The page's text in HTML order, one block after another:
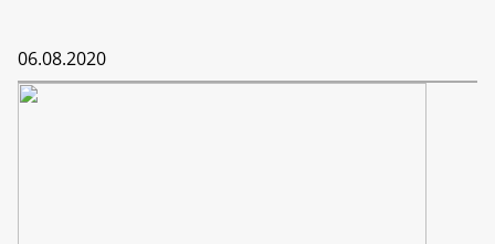
06.08.2020